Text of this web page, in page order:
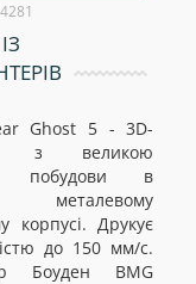
Ghost 5 - 3D-
з великою
побудови в
металевому
корпусі. Друкує
до 150 мм/с.
Боуден BMG